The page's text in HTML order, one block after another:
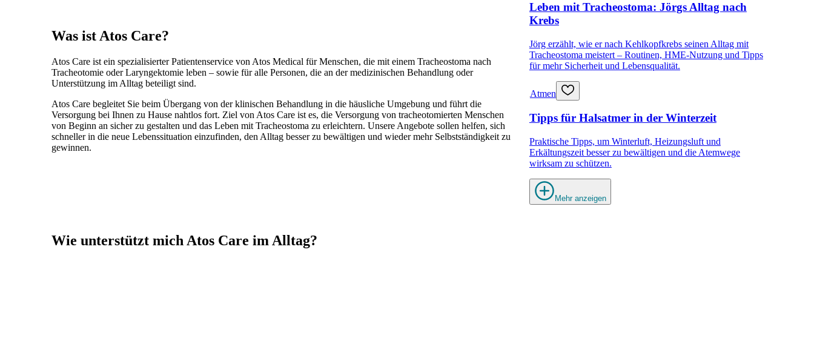
Was ist Atos Care?
Atos Care ist ein spezialisierter Patientenservice von Atos Medical für Menschen, die mit einem Tracheostoma nach
Tracheotomie oder Laryngektomie leben – sowie für alle Personen, die an der medizinischen Behandlung oder
Unterstützung im Alltag beteiligt sind.
Atos Care begleitet Sie beim Übergang von der klinischen Behandlung in die häusliche Umgebung und führt die
Versorgung bei Ihnen zu Hause nahtlos fort. Ziel von Atos Care ist es, die Versorgung von tracheotomierten Menschen
von Beginn an sicher zu gestalten und das Leben mit Tracheostoma zu erleichtern. Unsere Angebote sollen helfen, sich
schneller in die neue Lebenssituation einzufinden, den Alltag besser zu bewältigen und wieder mehr Selbstständigkeit zu
gewinnen.
Wie unterstützt mich Atos Care im Alltag?
Leben mit Tracheostoma: Jörgs Alltag nach
Krebs
Jörg erzählt, wie er nach Kehlkopfkrebs seinen Alltag mit
Tracheostoma meistert – Routinen, HME-Nutzung und Tipps
für mehr Sicherheit und Lebensqualität.
Atmen
Tipps für Halsatmer in der Winterzeit
Praktische Tipps, um Winterluft, Heizungsluft und
Erkältungszeit besser zu bewältigen und die Atemwege
wirksam zu schützen.
Mehr anzeigen